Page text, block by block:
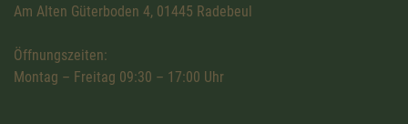
Am Alten Güterboden 4, 01445 Radebeul
Öffnungszeiten:
Montag – Freitag 09:30 – 17:00 Uhr